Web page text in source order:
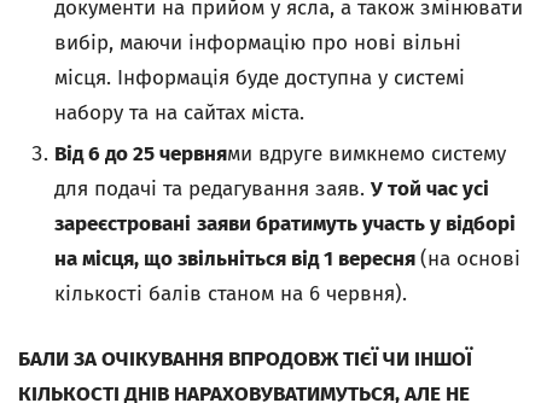
документи на прийом у ясла, а також змінювати
вибір, маючи інформацію про нові вільні
місця. Інформація буде доступна у системі
набору та на сайтах міста.
Від 6 до 25 червнями вдруге вимкнемо систему
для подачі та редагування заяв. У той час усі
зареєстровані заяви братимуть участь у відборі
на місця, що звільніться від 1 вересня(на основі
кількості балів станом на 6 червня).
БАЛИ ЗА ОЧІКУВАННЯ ВПРОДОВЖ ТІЄЇ ЧИ ІНШОЇ
КІЛЬКОСТІ ДНІВ НАРАХОВУВАТИМУТЬСЯ, АЛЕ НЕ